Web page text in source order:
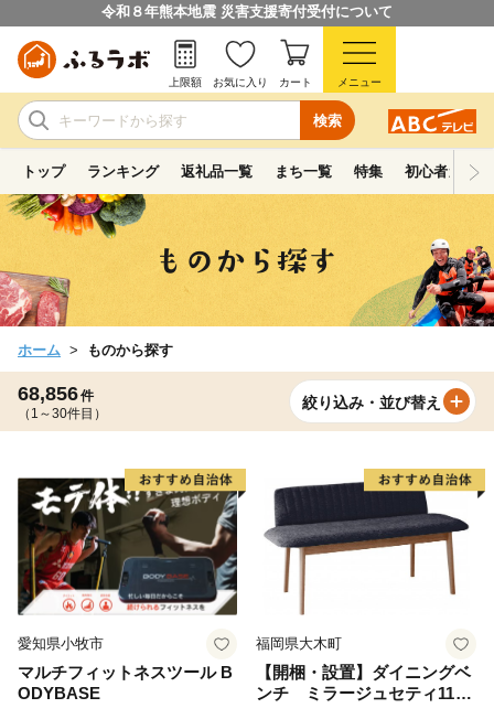
令和８年熊本地震 災害支援寄付受付について
検索
上限額 お気に入り カート メニュー
トップ ランキング 返礼品一覧 まち一覧 特集 初心者ガイド
ホーム ものから探す
68,856件
（1～30件目）
絞り込み・並び替え
愛知県小牧市
マルチフィットネスツール B
ODYBASE
福岡県大木町
【開梱・設置】ダイニングベ
ンチ ミラージュセティ118c